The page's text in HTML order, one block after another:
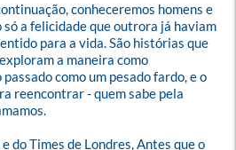
conheceremos homens e
só a felicidade que outrora já haviam
para a vida. São histórias que
a maneira como
como um pesado fardo, e o
reencontrar - quem sabe pela
do Times de Londres, Antes que o